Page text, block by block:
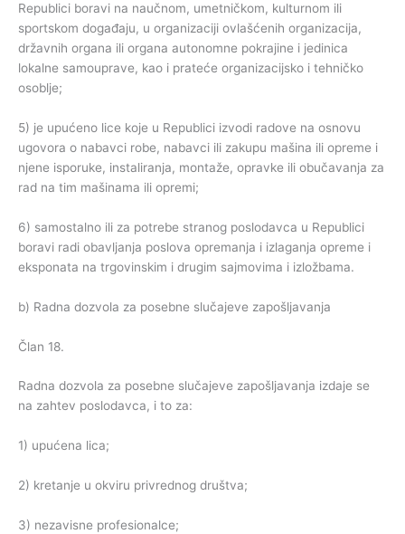
Republici boravi na naučnom, umetničkom, kulturnom ili
sportskom događaju, u organizaciji ovlašćenih organizacija,
državnih organa ili organa autonomne pokrajine i jedinica
lokalne samouprave, kao i prateće organizacijsko i tehničko
osoblje;
5) je upućeno lice koje u Republici izvodi radove na osnovu
ugovora o nabavci robe, nabavci ili zakupu mašina ili opreme i
njene isporuke, instaliranja, montaže, opravke ili obučavanja za
rad na tim mašinama ili opremi;
6) samostalno ili za potrebe stranog poslodavca u Republici
boravi radi obavljanja poslova opremanja i izlaganja opreme i
eksponata na trgovinskim i drugim sajmovima i izložbama.
b) Radna dozvola za posebne slučajeve zapošljavanja
Član 18.
Radna dozvola za posebne slučajeve zapošljavanja izdaje se
na zahtev poslodavca, i to za:
1) upućena lica;
2) kretanje u okviru privrednog društva;
3) nezavisne profesionalce;